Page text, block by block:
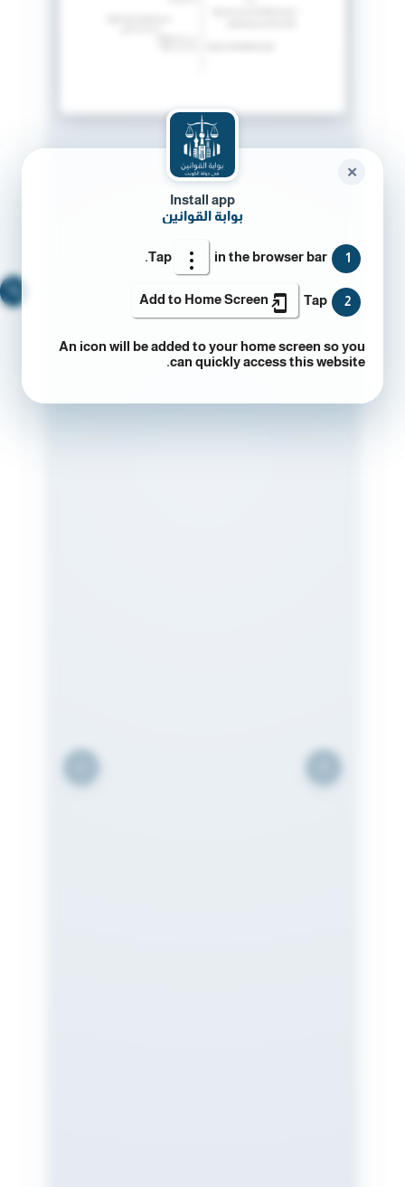
Install app
بوابة القوانين
1
Tap in the browser bar.
2
Tap
Add to Home Screen
An icon will be added to your home screen so you
can quickly access this website.
✕